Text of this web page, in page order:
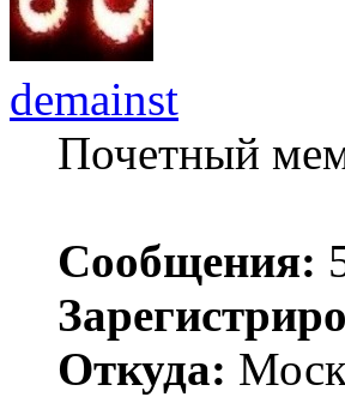
demainst
Почетный
Сообщения:
Откуда: